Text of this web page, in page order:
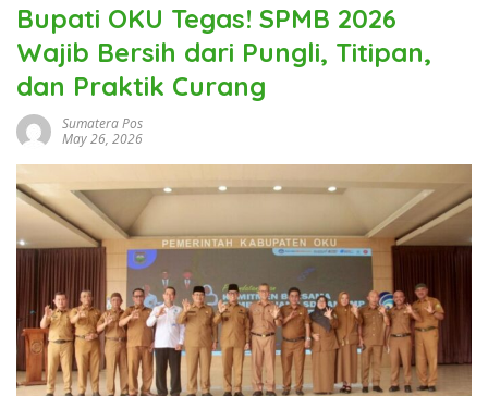
Bupati OKU Tegas! SPMB 2026
Wajib Bersih dari Pungli, Titipan,
dan Praktik Curang
Sumatera Pos
May 26, 2026